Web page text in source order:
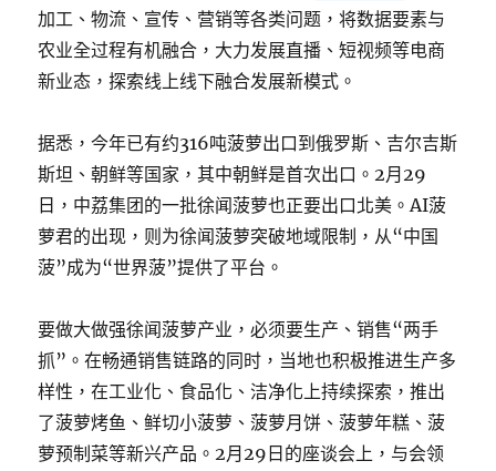
加工、物流、宣传、营销等各类问题，将数据要素与
农业全过程有机融合，大力发展直播、短视频等电商
新业态，探索线上线下融合发展新模式。
据悉，今年已有约316吨菠萝出口到俄罗斯、吉尔吉斯
斯坦、朝鲜等国家，其中朝鲜是首次出口。2月29
日，中荔集团的一批徐闻菠萝也正要出口北美。AI菠
萝君的出现，则为徐闻菠萝突破地域限制，从“中国
菠”成为“世界菠”提供了平台。
要做大做强徐闻菠萝产业，必须要生产、销售“两手
抓”。在畅通销售链路的同时，当地也积极推进生产多
样性，在工业化、食品化、洁净化上持续探索，推出
了菠萝烤鱼、鲜切小菠萝、菠萝月饼、菠萝年糕、菠
萝预制菜等新兴产品。2月29日的座谈会上，与会领